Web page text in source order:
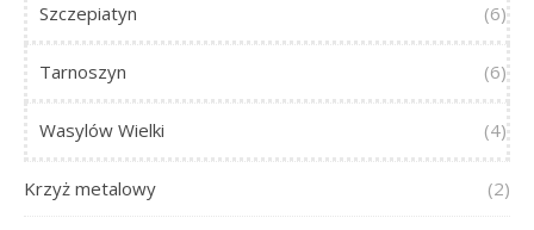
Szczepiatyn (6)
Tarnoszyn (6)
Wasylów Wielki (4)
Krzyż metalowy (2)